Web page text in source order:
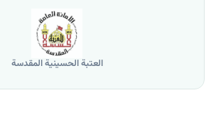
العتبة الحسينية المقدسة